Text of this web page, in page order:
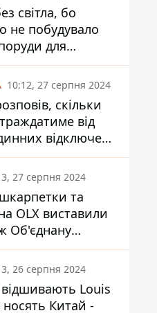
світла, бо
не побудувало
для
- нардеп
10:12, 27 серпня 2024
скільки
від
відключень
27 серпня 2024
та
OLX виставили
Об'єднану
Компанію
26 серпня 2024
відшивають Louis
Китай -